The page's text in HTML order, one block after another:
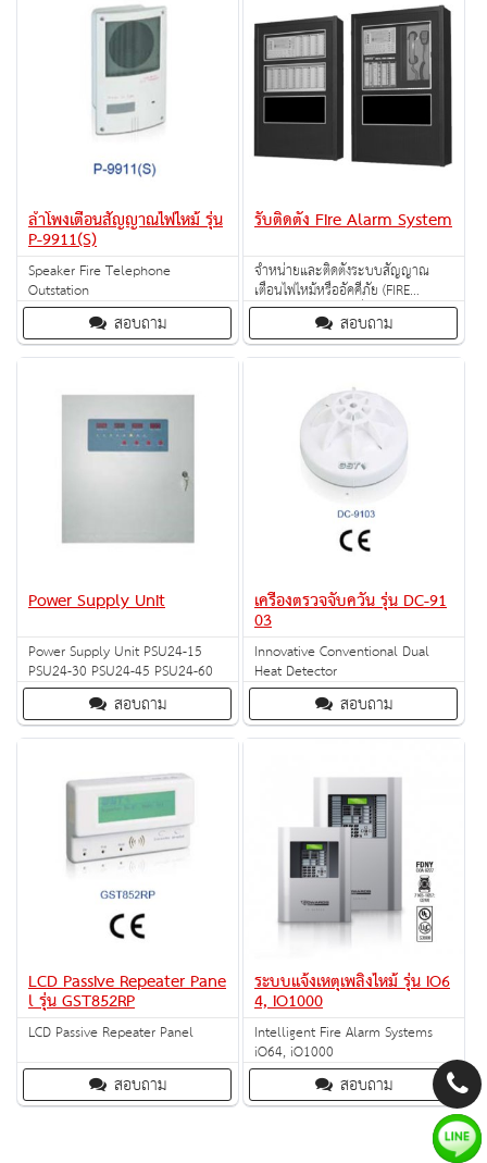
ลำโพงเตือนสัญญาณไฟไหม้ รุ่น
P-9911(S)
Speaker Fire Telephone
Outstation
สอบถาม
รับติดตั้ง Fire Alarm System
จำหน่ายและติดตั้งระบบสัญญาณ
เตือนไฟไหม้หรืออัคคีภัย (FIRE
ALARM SYSTEM) "ยี่ห้อ NOTIFIER"
ระบบสัญญาณเตือนอัคคีภัย คือ
ระบบที่จะแจ้งเตือนเมื่อเกิดอัคคีภัย
เหตุการณ์เพลิงไหม้ได้อย่างรวดเร็วเมื่อ
เกิดเหตุ จะทำให้ทั้งสามารถช่วยชีวิต
ผู้คน รวมไปถึงป้องกันการเสียหายของ
สอบถาม
Power Supply Unit
Power Supply Unit PSU24-15
PSU24-30 PSU24-45 PSU24-60
สอบถาม
เครื่องตรวจจับควัน รุ่น DC-91
03
Innovative Conventional Dual
Heat Detector
สอบถาม
LCD Passive Repeater Pane
l รุ่น GST852RP
LCD Passive Repeater Panel
สอบถาม
ระบบแจ้งเหตุเพลิงไหม้ รุ่น iO6
4, iO1000
Intelligent Fire Alarm Systems
iO64, iO1000
สอบถาม